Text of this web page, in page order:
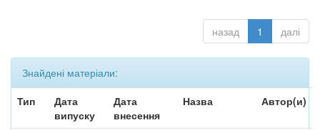
назад 1 далі
Знайдені матеріали:
Тип
Дата
випуску
Дата
внесення
Назва Автор(и)